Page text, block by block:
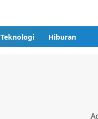
Teknologi Hiburan